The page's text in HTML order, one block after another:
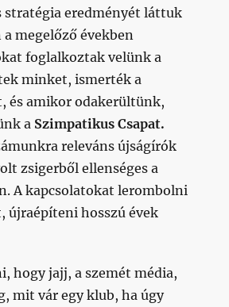
stratégia eredményét láttuk
megelőző években
foglalkoztak velünk a
minket, ismerték a
és amikor odakerültünk,
a Szimpatikus Csapat.
releváns újságírók
zsigerből ellenséges a
A kapcsolatokat lerombolni
újraépíteni hosszú évek
hogy jajj, a szemét média,
mit vár egy klub, ha úgy